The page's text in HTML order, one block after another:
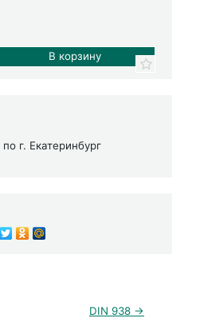
по г. Екатеринбург
DIN 938 →